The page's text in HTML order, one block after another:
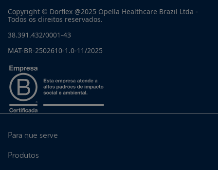
Copyright © Dorflex @2025 Opella Healthcare Brazil Ltda -
Todos os direitos reservados.
38.391.432/0001-43
MAT-BR-2502610-1.0-11/2025
Para que serve
Produtos